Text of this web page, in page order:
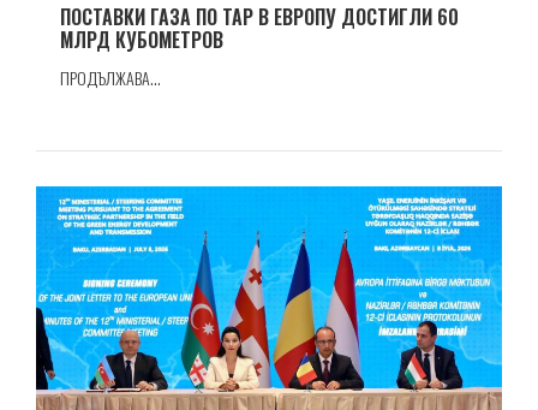
ПОСТАВКИ ГАЗА ПО TAP В ЕВРОПУ ДОСТИГЛИ 60
МЛРД КУБОМЕТРОВ
ПРОДЪЛЖАВА...